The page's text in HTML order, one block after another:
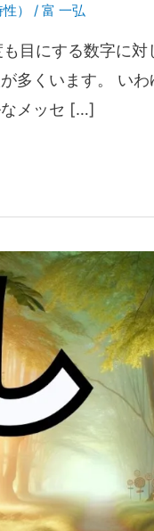
） / 富 一弘
も目にする数字に
多くいます。 い
なメッセ […]